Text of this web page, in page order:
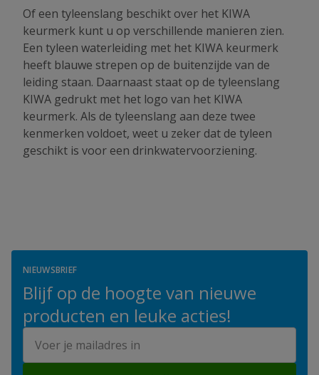
Of een tyleenslang beschikt over het KIWA
keurmerk kunt u op verschillende manieren zien.
Een tyleen waterleiding met het KIWA keurmerk
heeft blauwe strepen op de buitenzijde van de
leiding staan. Daarnaast staat op de tyleenslang
KIWA gedrukt met het logo van het KIWA
keurmerk. Als de tyleenslang aan deze twee
kenmerken voldoet, weet u zeker dat de tyleen
geschikt is voor een drinkwatervoorziening.
NIEUWSBRIEF
Blijf op de hoogte van nieuwe
producten en leuke acties!